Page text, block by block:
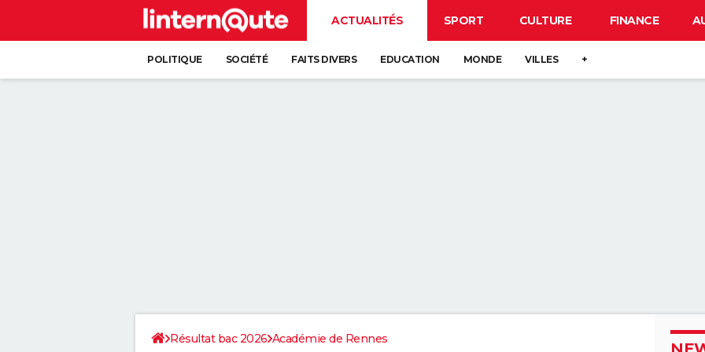
ACTUALITÉS SPORT CULTURE FINANCE
POLITIQUE SOCIÉTÉ FAITS DIVERS EDUCATION MONDE VILLES +
Résultat bac 2026 Académie de Rennes